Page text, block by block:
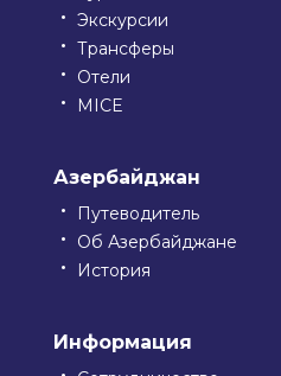
Экскурсии
Трансферы
Отели
MICE
Азербайджан
Путеводитель
Об Азербайджане
История
Информация